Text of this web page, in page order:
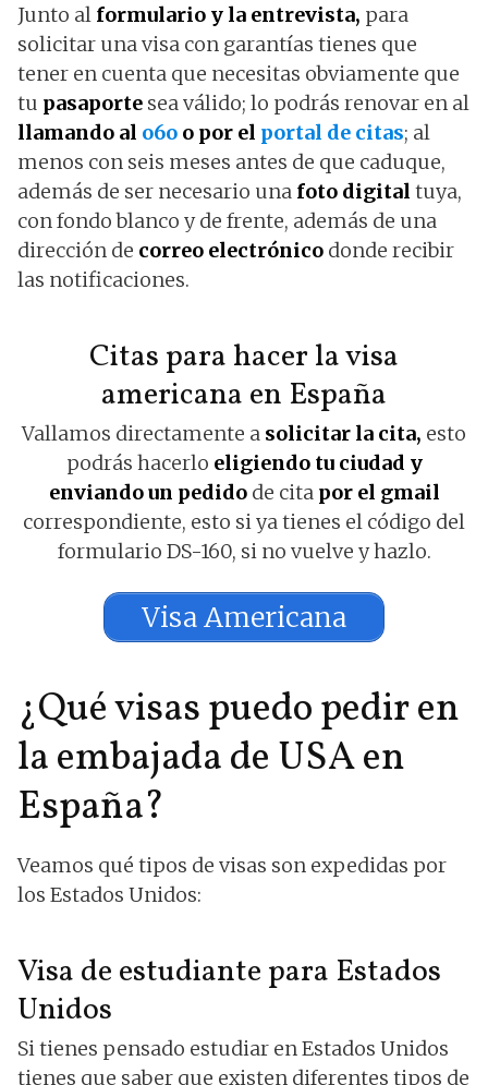
Junto al formulario y la entrevista, para
solicitar una visa con garantías tienes que
tener en cuenta que necesitas obviamente que
tu pasaporte sea válido; lo podrás renovar en al
llamando al o6o o por el portal de citas; al
menos con seis meses antes de que caduque,
además de ser necesario una foto digital tuya,
con fondo blanco y de frente, además de una
dirección de correo electrónico donde recibir
las notificaciones.
Citas para hacer la visa
americana en España
Vallamos directamente a solicitar la cita, esto
podrás hacerlo eligiendo tu ciudad y
enviando un pedidode cita por el gmail
correspondiente, esto si ya tienes el código del
formulario DS-160, si no vuelve y hazlo.
Visa Americana
¿Qué visas puedo pedir en
la embajada de USA en
España?
Veamos qué tipos de visas son expedidas por
los Estados Unidos:
Visa de estudiante para Estados
Unidos
Si tienes pensado estudiar en Estados Unidos
tienes que saber que existen diferentes tipos de